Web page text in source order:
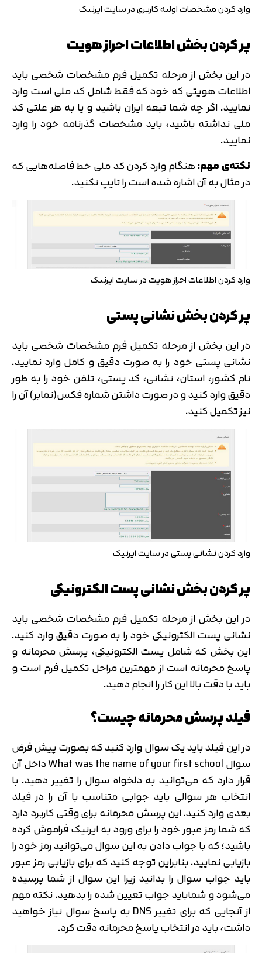
وارد کردن مشخصات اولیه کاربری در سایت ایرنیک
پر کردن بخش اطلاعات احراز هویت
در این بخش از مرحله تکمیل فرم مشخصات شخصی باید
اطلاعات هویتی که خود که فقط شامل کد ملی است وارد
نمایید. اگر چه شما تبعه ایران باشید و یا به هر علتی کد
ملی نداشته باشید، باید مشخصات گذرنامه خود را وارد
نمایید.
نکته‌ی مهم:هنگام وارد کردن کد ملی خط فاصله‌هایی که
در مثال به آن اشاره شده است را تایپ نکنید.
وارد کردن اطلاعات احراز هویت در سایت ایرنیک
پر کردن بخش نشانی پستی
در این بخش از مرحله تکمیل فرم مشخصات شخصی باید
نشانی پستی خود را به صورت دقیق و کامل وارد نمایید.
نام کشور، استان، نشانی، کد پستی، تلفن خود را به طور
دقیق وارد کنید و در صورت داشتن شماره فکس(نمابر) آن را
نیز تکمیل کنید.
وارد کردن نشانی پستی در سایت ایرنیک
پر کردن بخش نشانی پست الکترونیکی
در این بخش از مرحله تکمیل فرم مشخصات شخصی باید
نشانی پست الکترونیکی خود را به صورت دقیق وارد کنید.
این بخش که شامل پست الکترونیکی، پرسش محرمانه و
پاسخ محرمانه است از مهمترین مراحل تکمیل فرم است و
باید با دقت بالا این کار را انجام دهید.
فیلد پرسش محرمانه چیست؟
در این فیلد باید یک سوال وارد کنید که بصورت پیش فرض
سوال What was the name of your first school داخل آن
قرار دارد که می‌توانید به دلخواه سوال را تغییر دهید. با
انتخاب هر سوالی باید جوابی متناسب با آن را در فیلد
بعدی وارد کنید. این پرسش محرمانه برای وقتی کاربرد دارد
که شما رمز عبور خود را برای ورود به ایرنیک فراموش کرده
باشید؛ که با جواب دادن به این سوال می‌توانید رمز خود را
بازیابی نمایید. بنابراین توجه کنید که برای بازیابی رمز عبور
باید جواب سوال را بدانید زیرا این سوال از شما پرسیده
می‌شود و شماباید جواب تعیین شده را بدهید. نکته مهم
از آنجایی که برای تغییر DNS به پاسخ سوال نیاز خواهید
داشت، باید در انتخاب پاسخ محرمانه دقت کرد.